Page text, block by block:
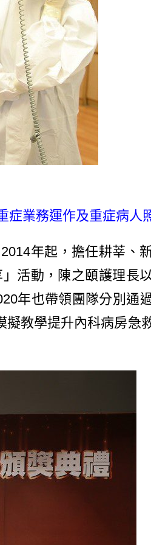
症業務運作及重症病人
年起，擔任耕莘、
活動，陳之頤護理長
年也帶領團隊分別通
教學提升內科病房急